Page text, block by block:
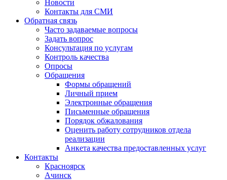
Новости
Контакты для СМИ
Обратная связь
Часто задаваемые вопросы
Задать вопрос
Консультация по услугам
Контроль качества
Опросы
Обращения
Формы обращений
Личный прием
Электронные обращения
Письменные обращения
Порядок обжалования
Оценить работу сотрудников отдела
реализации
Анкета качества предоставленных услуг
Контакты
Красноярск
Ачинск